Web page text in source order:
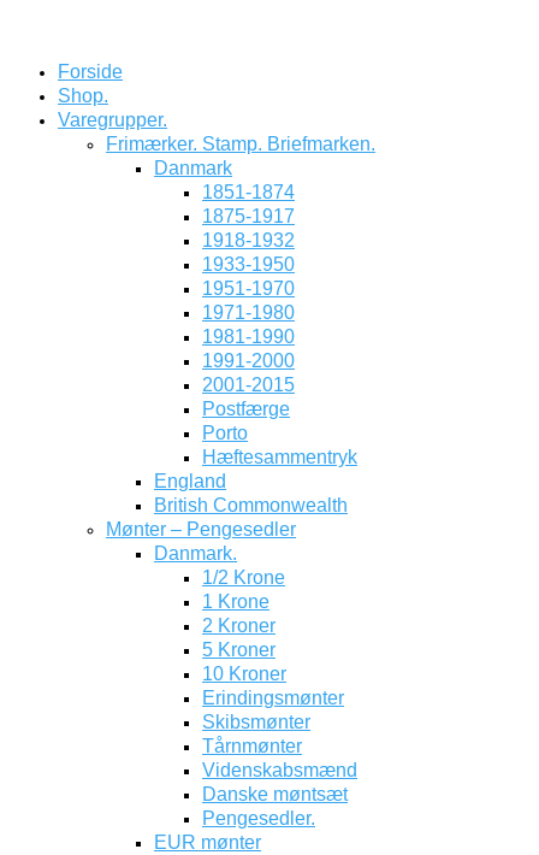
Forside
Shop.
Varegrupper.
Frimærker. Stamp. Briefmarken.
Danmark
1851-1874
1875-1917
1918-1932
1933-1950
1951-1970
1971-1980
1981-1990
1991-2000
2001-2015
Postfærge
Porto
Hæftesammentryk
England
British Commonwealth
Mønter – Pengesedler
Danmark.
1/2 Krone
1 Krone
2 Kroner
5 Kroner
10 Kroner
Erindingsmønter
Skibsmønter
Tårnmønter
Videnskabsmænd
Danske møntsæt
Pengesedler.
EUR mønter